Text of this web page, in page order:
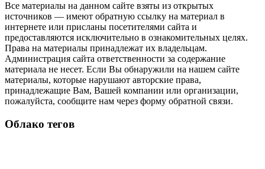
Все материалы на данном сайте взяты из открытых
источников — имеют обратную ссылку на материал в
интернете или присланы посетителями сайта и
предоставляются исключительно в ознакомительных целях.
Права на материалы принадлежат их владельцам.
Администрация сайта ответственности за содержание
материала не несет. Если Вы обнаружили на нашем сайте
материалы, которые нарушают авторские права,
принадлежащие Вам, Вашей компании или организации,
пожалуйста, сообщите нам через форму обратной связи.
Облако тегов